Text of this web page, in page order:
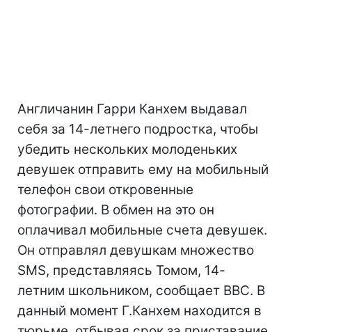
Англичанин Гарри Канхем выдавал
себя за 14-летнего подростка, чтобы
убедить нескольких молоденьких
девушек отправить ему на мобильный
телефон свои откровенные
фотографии. В обмен на это он
оплачивал мобильные счета девушек.
Он отправлял девушкам множество
SMS, представляясь Томом, 14-
летним школьником, сообщает ВВС. В
данный момент Г.Канхем находится в